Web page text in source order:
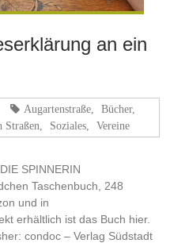
an ein
Augartenstraße Bücher,
Straßen Soziales Vereine
SPINNERIN
Taschenbuch, 248
und in
erhältlich ist das Buch hier.
condoc – Verlag Südstadt